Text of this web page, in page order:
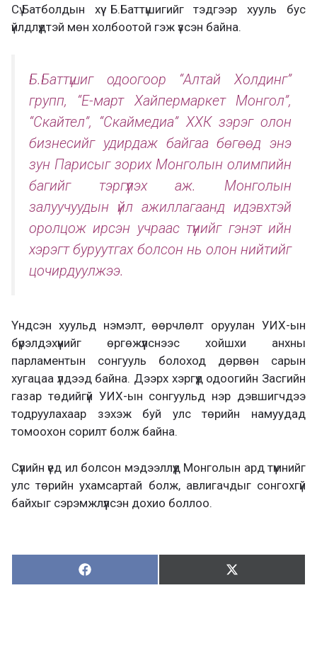
Сү.Батболдын хүү Б.Баттүшигийг тэдгээр хууль бус
үйлдлүүдтэй мөн холбоотой гэж үзсэн байна.
Б.Баттүшиг одоогоор “Алтай Холдинг”
групп, “Е-март Хайпермаркет Монгол”,
“Скайтел”, “Скаймедиа” ХХК зэрэг олон
бизнесийг удирдаж байгаа бөгөөд энэ
зун Парисыг зорих Монголын олимпийн
багийг тэргүүлэх аж. Монголын
залуучуудын үйл ажиллагаанд идэвхтэй
оролцож ирсэн учраас түүнийг гэнэт ийн
хэрэгт буруутгах болсон нь олон нийтийг
цочирдуулжээ.
Үндсэн хуульд нэмэлт, өөрчлөлт оруулан УИХ-ын
бүрэлдэхүүнийг өргөжүүлснээс хойшхи анхны
парламентын сонгууль болоход дөрвөн сарын
хугацаа үлдээд байна. Дээрх хэргүүд одоогийн Засгийн
газар төдийгүй УИХ-ын сонгуульд нэр дэвшигчдээ
тодруулахаар зэхэж буй улс төрийн намуудад
томоохон сорилт болж байна.
Сүүлийн үед ил болсон мэдээллүүд Монголын ард түмнийг
улс төрийн ухамсартай болж, авлигачдыг сонгохгүй
байхыг сэрэмжлүүлсэн дохио боллоо.
Хуваалцах:
Х
у
Түгээх:
Т